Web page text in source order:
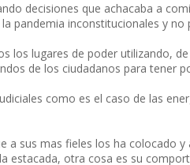
decisiones que achacaba a
pandemia inconstitucionales y no
los lugares de poder utilizando,
de los ciudadanos para tener
como es el caso de las
a sus mas fieles los ha colocado
estacada, otra cosa es su